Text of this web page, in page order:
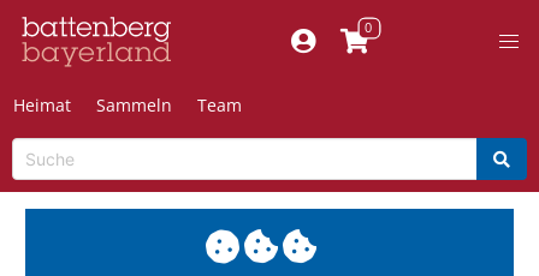
Heimat Sammeln Team